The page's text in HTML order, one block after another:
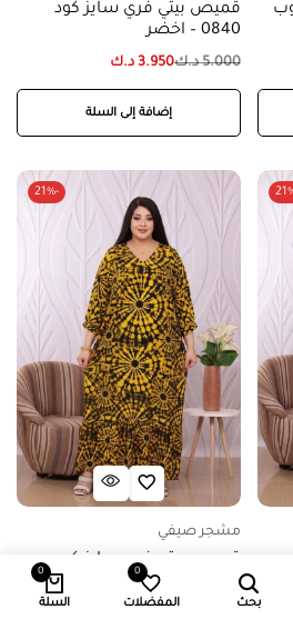
قميص بيتي فري سايز كود
0840 – اخضر
5.000 د.ك3.950 د.ك
إضافة إلى السلة
-21%
مشجر صيفي
قميص بيتي فري سايز كود
0840 – اصفر
بحث
0
المفضلات
0
السلة